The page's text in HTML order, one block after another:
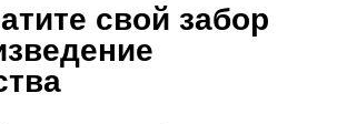
свой забор